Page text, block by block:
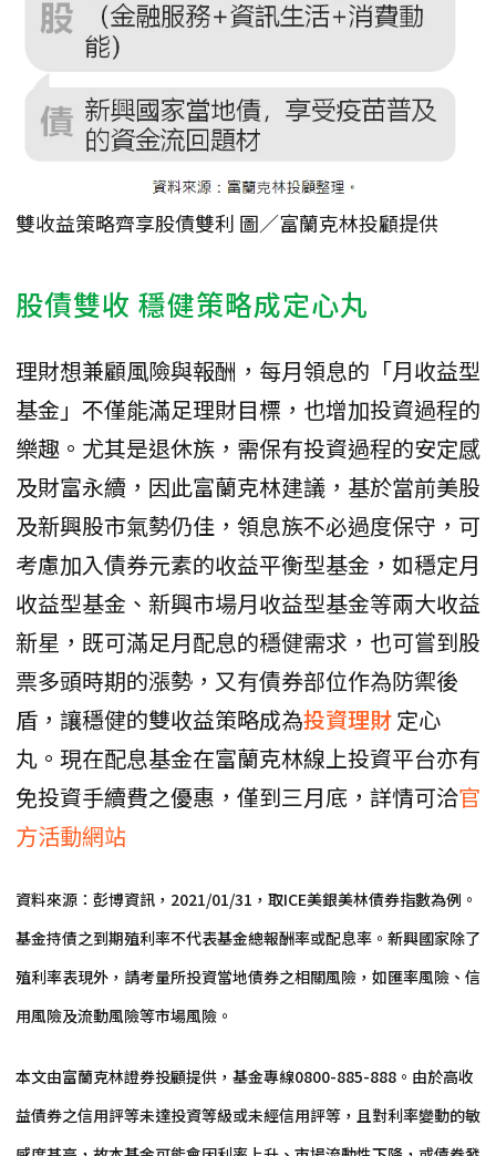
雙收益策略齊享股債雙利 圖／富蘭克林投顧提供
股債雙收 穩健策略成定心丸
理財想兼顧風險與報酬，每月領息的「月收益型
基金」不僅能滿足理財目標，也增加投資過程的
樂趣。尤其是退休族，需保有投資過程的安定感
及財富永續，因此富蘭克林建議，基於當前美股
及新興股市氣勢仍佳，領息族不必過度保守，可
考慮加入債券元素的收益平衡型基金，如穩定月
收益型基金、新興市場月收益型基金等兩大收益
新星，既可滿足月配息的穩健需求，也可嘗到股
票多頭時期的漲勢，又有債券部位作為防禦後
盾，讓穩健的雙收益策略成為投資理財定心
丸。現在配息基金在富蘭克林線上投資平台亦有
免投資手續費之優惠，僅到三月底，詳情可洽官
方活動網站
資料來源：彭博資訊，2021/01/31，取ICE美銀美林債券指數為例。
基金持債之到期殖利率不代表基金總報酬率或配息率。新興國家除了
殖利率表現外，請考量所投資當地債券之相關風險，如匯率風險、信
用風險及流動風險等市場風險。
本文由富蘭克林證券投顧提供，基金專線0800-885-888。由於高收
益債券之信用評等未達投資等級或未經信用評等，且對利率變動的敏